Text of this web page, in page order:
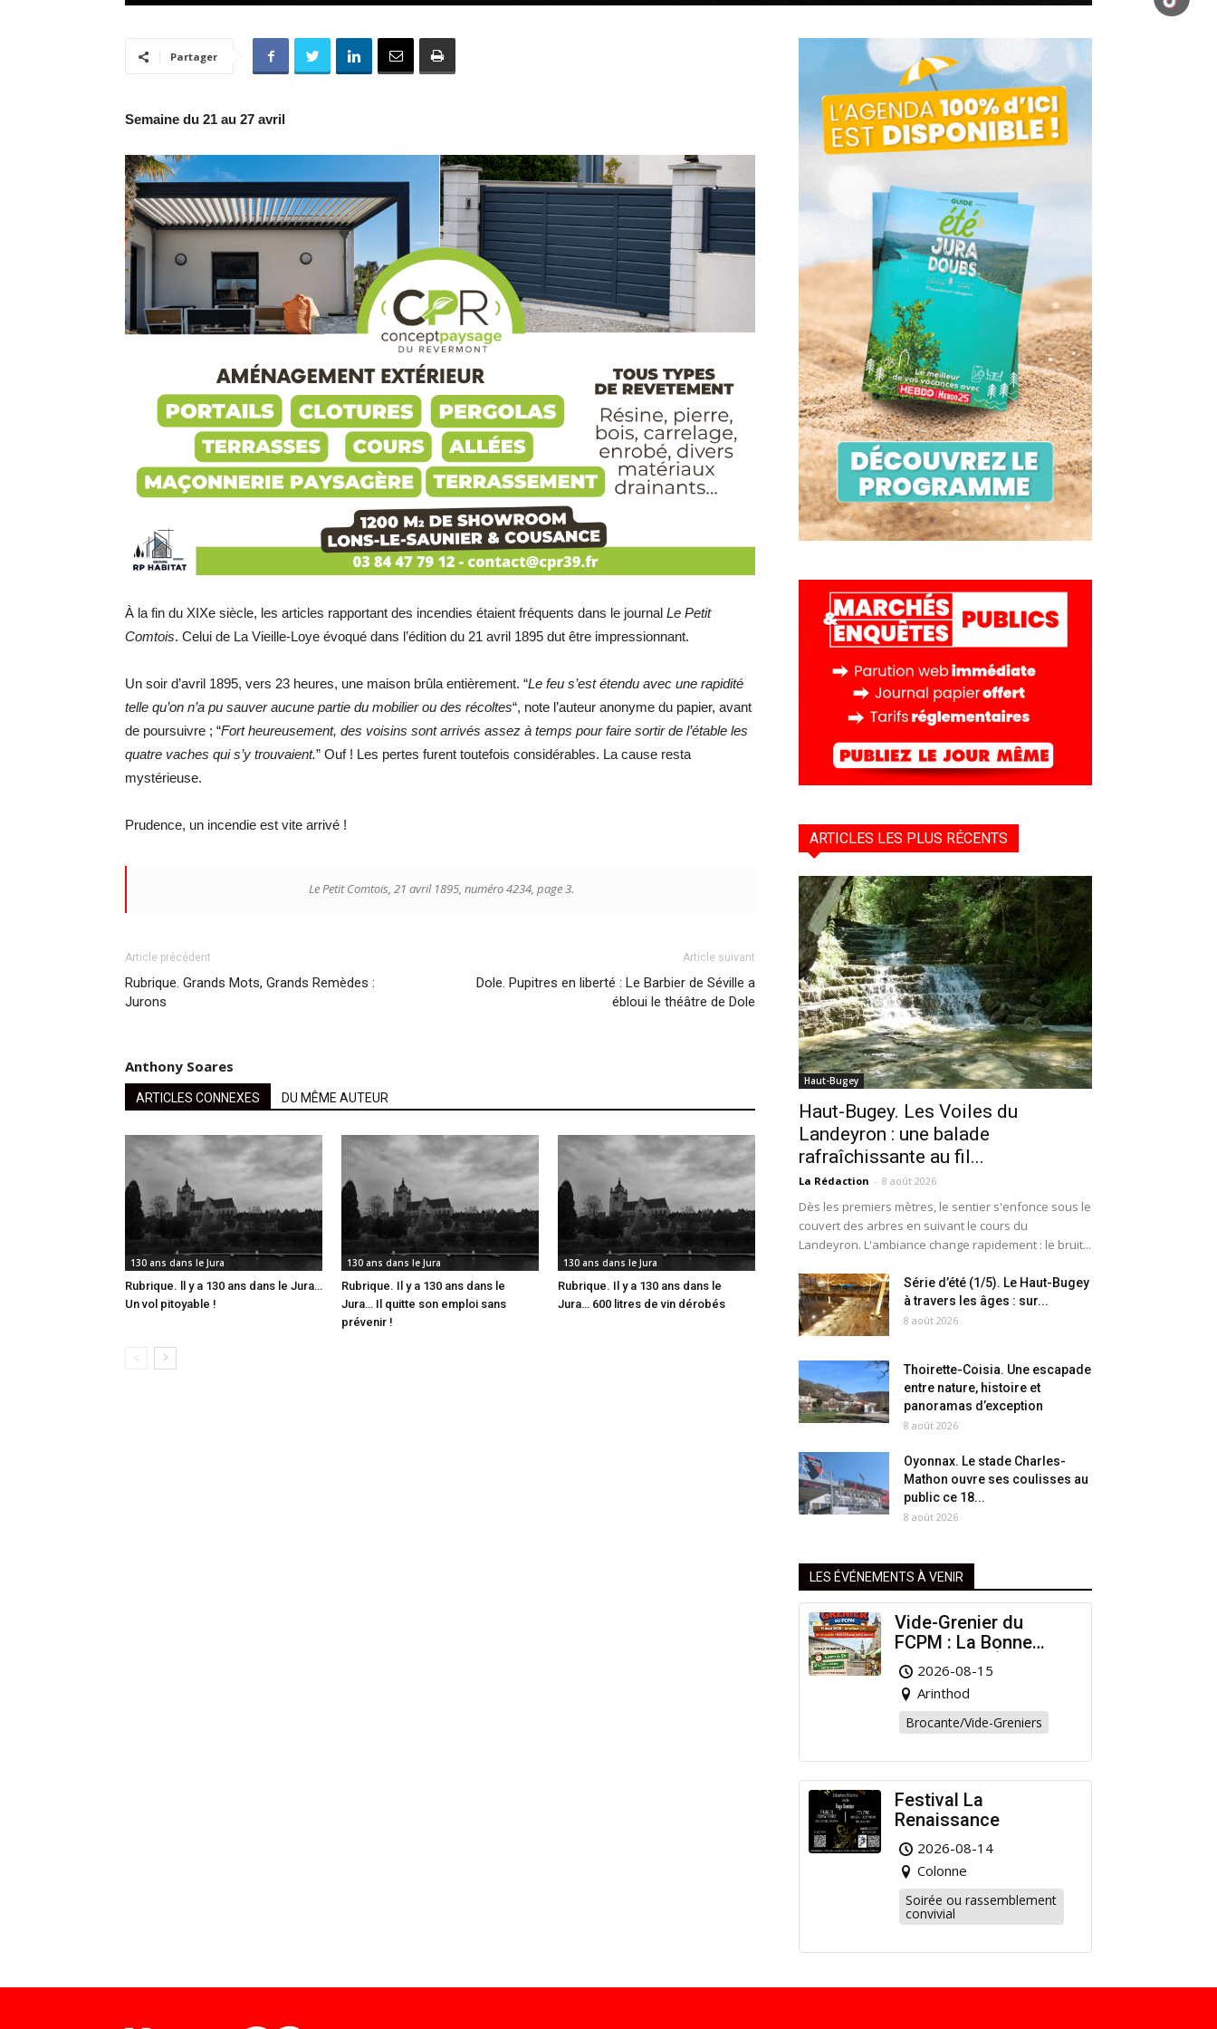
Partager
Semaine du 21 au 27 avril
À la fin du XIXe siècle, les articles rapportant des incendies étaient fréquents dans le journal Le Petit
Comtois. Celui de La Vieille-Loye évoqué dans l’édition du 21 avril 1895 dut être impressionnant.
Un soir d’avril 1895, vers 23 heures, une maison brûla entièrement. “Le feu s’est étendu avec une rapidité
telle qu’on n’a pu sauver aucune partie du mobilier ou des récoltes“, note l’auteur anonyme du papier, avant
de poursuivre ; “Fort heureusement, des voisins sont arrivés assez à temps pour faire sortir de l’étable les
quatre vaches qui s’y trouvaient.” Ouf ! Les pertes furent toutefois considérables. La cause resta
mystérieuse.
Prudence, un incendie est vite arrivé !
Le Petit Comtois, 21 avril 1895, numéro 4234, page 3.
Article précédent
Rubrique. Grands Mots, Grands Remèdes :
Jurons
Article suivant
Dole. Pupitres en liberté : Le Barbier de Séville a
ébloui le théâtre de Dole
Anthony Soares
ARTICLES CONNEXES DU MÊME AUTEUR
130 ans dans le Jura
Rubrique. ll y a 130 ans dans le Jura…
Un vol pitoyable !
130 ans dans le Jura
Rubrique. Il y a 130 ans dans le
Jura… Il quitte son emploi sans
prévenir !
130 ans dans le Jura
Rubrique. Il y a 130 ans dans le
Jura… 600 litres de vin dérobés
ARTICLES LES PLUS RÉCENTS
Haut-Bugey
Haut-Bugey. Les Voiles du
Landeyron : une balade
rafraîchissante au fil...
La Rédaction - 8 août 2026
Dès les premiers mètres, le sentier s'enfonce sous le
couvert des arbres en suivant le cours du
Landeyron. L'ambiance change rapidement : le bruit...
Série d’été (1/5). Le Haut-Bugey
à travers les âges : sur...
8 août 2026
Thoirette-Coisia. Une escapade
entre nature, histoire et
panoramas d’exception
8 août 2026
Oyonnax. Le stade Charles-
Mathon ouvre ses coulisses au
public ce 18...
8 août 2026
LES ÉVÉNEMENTS À VENIR
Vide-Grenier du
FCPM : La Bonne
Affaire de l’Été à
Arinthod !
2026-08-15
Arinthod
Brocante/Vide-Greniers
Festival La
Renaissance
2026-08-14
Colonne
Soirée ou rassemblement
convivial